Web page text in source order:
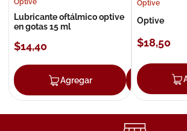
Optive
Lubricante oftálmico optive
en gotas 15 ml
$14,40
Agregar
Optive
Optive
$18,50